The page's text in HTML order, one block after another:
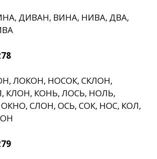
ДИВАН, ВИНА, НИВА, ДВА,
ЛОКОН, НОСОК, СКЛОН,
КЛОН, КОНЬ, ЛОСЬ, НОЛЬ,
СЛОН, ОСЬ, СОК, НОС, КОЛ,